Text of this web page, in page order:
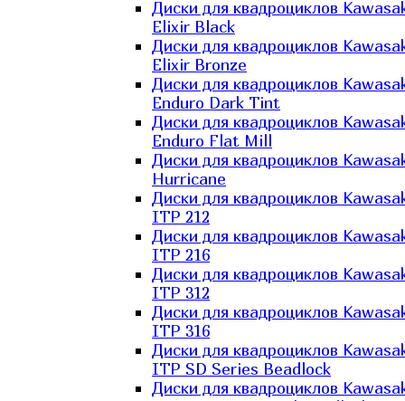
Диски для квадроциклов
Elixir Black
Диски для квадроциклов
Elixir Bronze
Диски для квадроциклов
Enduro Dark Tint
Диски для квадроциклов
Enduro Flat Mill
Диски для квадроциклов
Hurricane
Диски для квадроциклов
ITP 212
Диски для квадроциклов
ITP 216
Диски для квадроциклов
ITP 312
Диски для квадроциклов
ITP 316
Диски для квадроциклов
ITP SD Series Beadlock
Диски для квадроциклов